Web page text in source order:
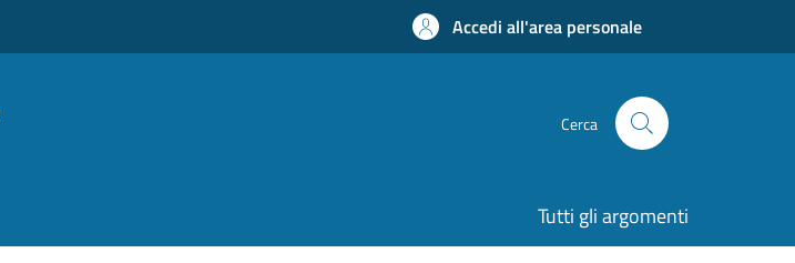
Accedi all'area personale
Cerca
Tutti gli argomenti